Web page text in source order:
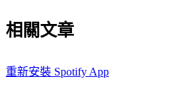
相關文章
重新安裝 Spotify App